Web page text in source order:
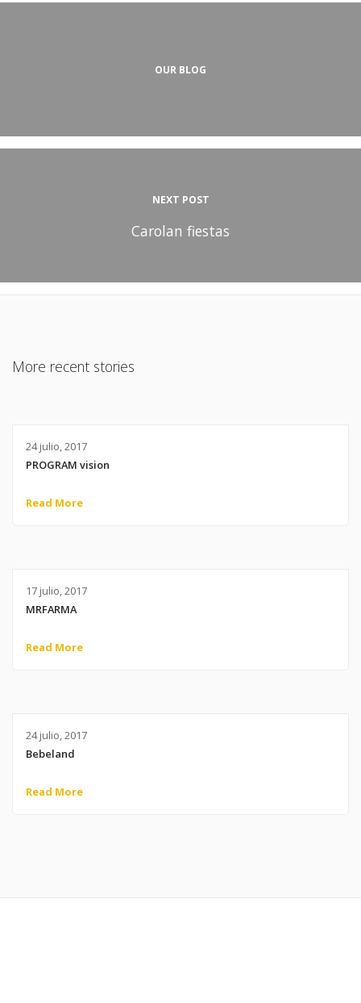
OUR BLOG
NEXT POST
Carolan fiestas
More recent stories
24 julio, 2017
PROGRAM vision
Read More
17 julio, 2017
MRFARMA
Read More
24 julio, 2017
Bebeland
Read More